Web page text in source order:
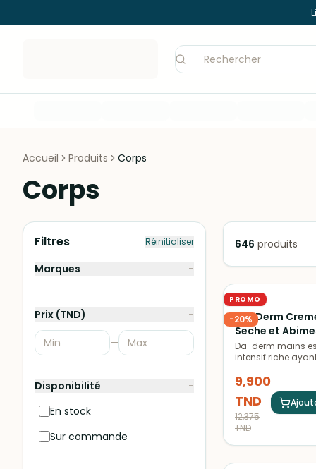
Accueil Produits Corps
Corps
Filtres Réinitialiser
Marques −
Prix (TND)
−
—
Disponibilité
−
En stock
Sur commande
646 produits
PROMO
-20%
DAHLIA
Da-Derm
Seche et
Da-derm mains
intensif riche
hydratantes
douceur et
sèches abîmées
9,900
TND
12,375
TND